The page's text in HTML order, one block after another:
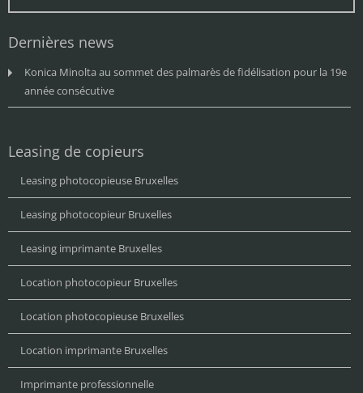
Dernières news
Konica Minolta au sommet des palmarès de fidélisation pour la 19e
année consécutive
Leasing de copieurs
Leasing photocopieuse Bruxelles
Leasing photocopieur Bruxelles
Leasing imprimante Bruxelles
Location photocopieur Bruxelles
Location photocopieuse Bruxelles
Location imprimante Bruxelles
Imprimante professionnelle